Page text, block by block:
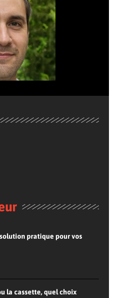
pratique pour vos
la cassette, quel choix